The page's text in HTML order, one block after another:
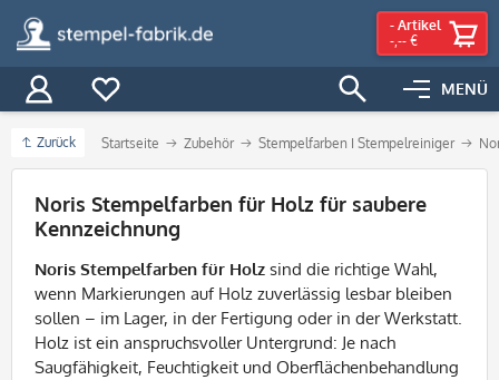
MENÜ
- Artikel
-,-- €
Zurück Startseite Zubehör Stempelfarben I Stempelreiniger
Filter
Noris Stempelfarben für Holz für saubere
Kennzeichnung
Noris Stempelfarben für Holz sind die richtige Wahl,
wenn Markierungen auf Holz zuverlässig lesbar bleiben
sollen – im Lager, in der Fertigung oder in der Werkstatt.
Holz ist ein anspruchsvoller Untergrund: Je nach
Saugfähigkeit, Feuchtigkeit und Oberflächenbehandlung